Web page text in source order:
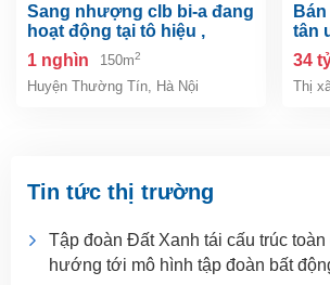
sang nhượng clb bi-a đang
hoạt động tại tô hiệu ,
thường tín, hà nội
1 nghìn 150m2
Huyện Thường Tín, Hà Nội
bán đất skc tại tân hiệp, tp.
tân
34
Thị
Tin tức thị trường
Tập đoàn Đất Xanh tái cấu trúc
hướng tới mô hình tập đoàn bất